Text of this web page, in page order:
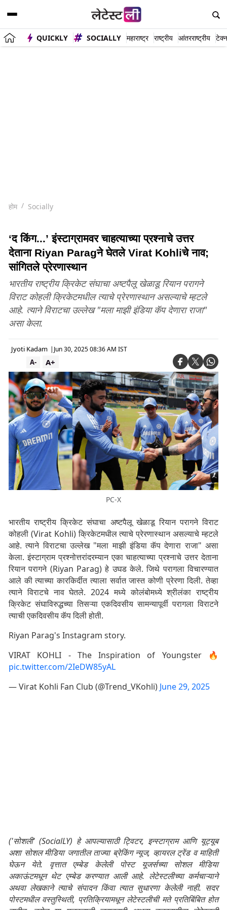
QUICKLY SOCIALLY महाराष्ट्र राष्ट्रीय आंतरराष्ट्रीय
होम Socially
‘द किंग...’ इंस्टाग्रामवर चाहत्याच्या प्रश्नाचे उत्तर
देताना Riyan Paragने घेतले Virat Kohliचे नाव;
सांगितले प्रेरणास्थान
भारतीय राष्ट्रीय क्रिकेट संघाचा अष्टपैलू खेळाडू रियान परागने
विराट कोहली क्रिकेटमधील त्याचे प्रेरणास्थान असल्याचे म्हटले
आहे. त्याने विराटचा उल्लेख "मला माझी इंडिया कॅप देणारा राजा"
असा केला.
Jyoti Kadam | Jun 30, 2025 08:36 AM IST
A+
A-
PC-X
भारतीय राष्ट्रीय क्रिकेट संघाचा अष्टपैलू खेळाडू रियान परागने विराट
कोहली (Virat Kohli) क्रिकेटमधील त्याचे प्रेरणास्थान असल्याचे म्हटले
आहे. त्याने विराटचा उल्लेख "मला माझी इंडिया कॅप देणारा राजा" असा
केला. इंस्टाग्राम प्रश्नोत्तरांदरम्यान एका चाहत्याच्या प्रश्नाचे उत्तर देताना
रियान परागने (Riyan Parag) हे उघड केले. जिथे परागला विचारण्यात
आले की त्याच्या कारकिर्दीत त्याला सर्वात जास्त कोणी प्रेरणा दिली. तेव्हा
त्याने विराटचे नाव घेतले. 2024 मध्ये कोलंबोमध्ये श्रीलंका राष्ट्रीय
क्रिकेट संघाविरुद्धच्या तिसऱ्या एकदिवसीय सामन्यापूर्वी परागला विराटने
त्याची एकदिवसीय कॅप दिली होती.
Riyan Parag's Instagram story.
VIRAT KOHLI - The Inspiration of Youngster 🔥
pic.twitter.com/2IeDW85yAL
— Virat Kohli Fan Club (@Trend_VKohli) June 29, 2025
('सोशली' (SocialLY) हे आपल्यासाठी ट्विटर, इन्स्टाग्राम आणि यूट्यूब
अशा सोशल मीडिया जगातील ताज्या ब्रेकिंग न्यूज, व्हायरल ट्रेंड व माहिती
घेऊन येते. वृत्तात एम्बेड केलेली पोस्ट यूजर्सच्या सोशल मीडिया
अकाऊंटमधून थेट एम्बेड करण्यात आली आहे. लेटेस्टलीच्या कर्मचाऱ्याने
अथवा लेखकाने त्याचे संपादन किंवा त्यात सुधारणा केलेली नाही. सदर
पोस्टमधील वस्तुस्थिती, प्रतिक्रियामधून लेटेस्टलीची मते प्रतिबिंबित होत